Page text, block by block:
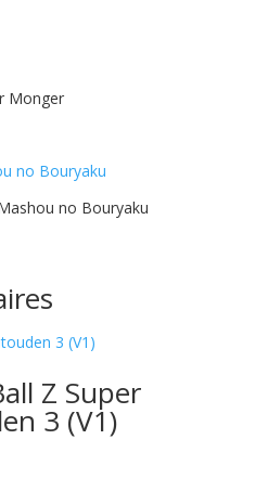
Monger
no Bouryaku
Z Super
3 (V1)